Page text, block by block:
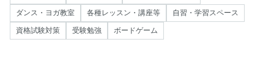
ダンス・ヨガ教室 各種レッスン・講座等 自習・学習スペース
資格試験対策 受験勉強 ボードゲーム